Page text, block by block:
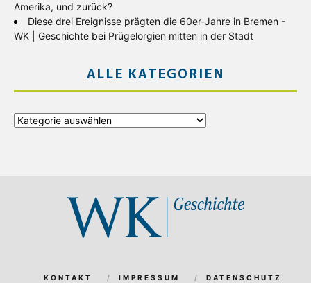
Amerika, und zurück?
Diese drei Ereignisse prägten die 60er-Jahre in Bremen -
WK | Geschichte bei Prügelorgien mitten in der Stadt
ALLE KATEGORIEN
Alle
KONTAKT IMPRESSUM DATENSCHUTZ